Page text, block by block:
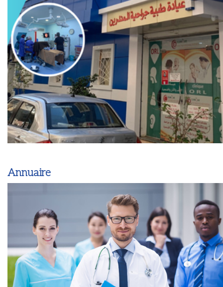
Annuaire